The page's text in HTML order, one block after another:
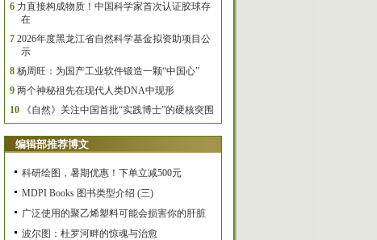
6 力直接构成物质！中国科学家首次认证胶球存
在
7 2026年度黑龙江省自然科学基金拟资助项目公
示
8 杨周旺：为国产工业软件锻造一颗“中国心”
9 两个神秘祖先在现代人类DNA中现形
10
《自然》关注中国首批“实践博士”的硬核突围
编辑部推荐博文
科研绘图，暑期优惠！下单立减500元
MDPI Books 图书类型介绍 (三)
广泛使用的聚乙烯塑料可能会损害你的肝脏
波尔图：杜罗河畔的惊魂与治愈